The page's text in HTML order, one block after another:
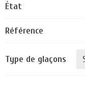
État
Référence
Type de glaçons